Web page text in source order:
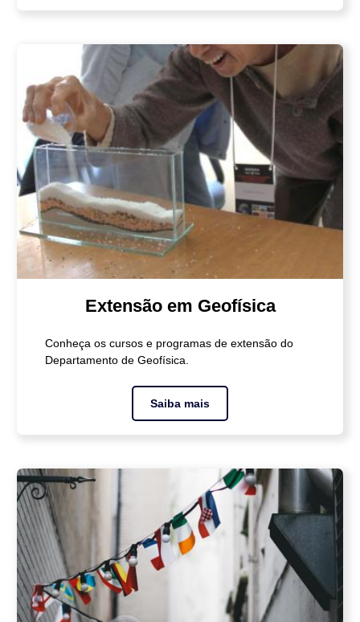
Extensão em Geofísica
Conheça os cursos e programas de extensão do
Departamento de Geofísica.
Saiba mais